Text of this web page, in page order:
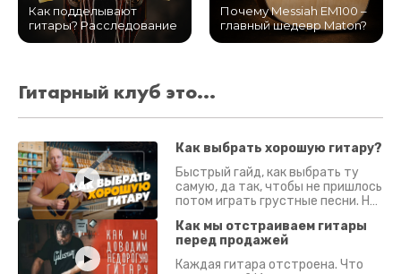
Как подделывают
гитары? Расследование
Почему Messiah EM100 –
главный шедевр Maton?
Гитарный клуб это...
Как выбрать хорошую гитару?
Быстрый гайд, как выбрать ту
самую, да так, чтобы не пришлось
потом играть грустные песни. На
Как мы отстраиваем гитары
перед продажей
Каждая гитара отстроена. Что